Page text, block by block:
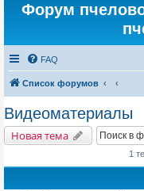
Форум
FAQ
Список форумов
Видеоматериалы
Новая тема
1